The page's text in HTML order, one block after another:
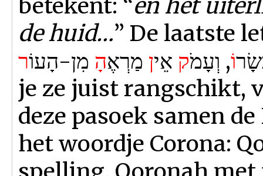
betekent: “en het
de huid…” De laatste
וֹ, וְעָמֹק אֵין מַרְאֶהָ מִן-הָעוֹר
je ze juist rangschikt,
deze pasoek samen
het woordje Corona: